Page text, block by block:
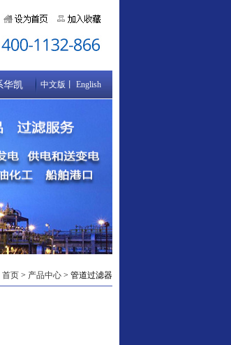
华凯 中文版丨 English
首页> 产品中心> 管道过滤器